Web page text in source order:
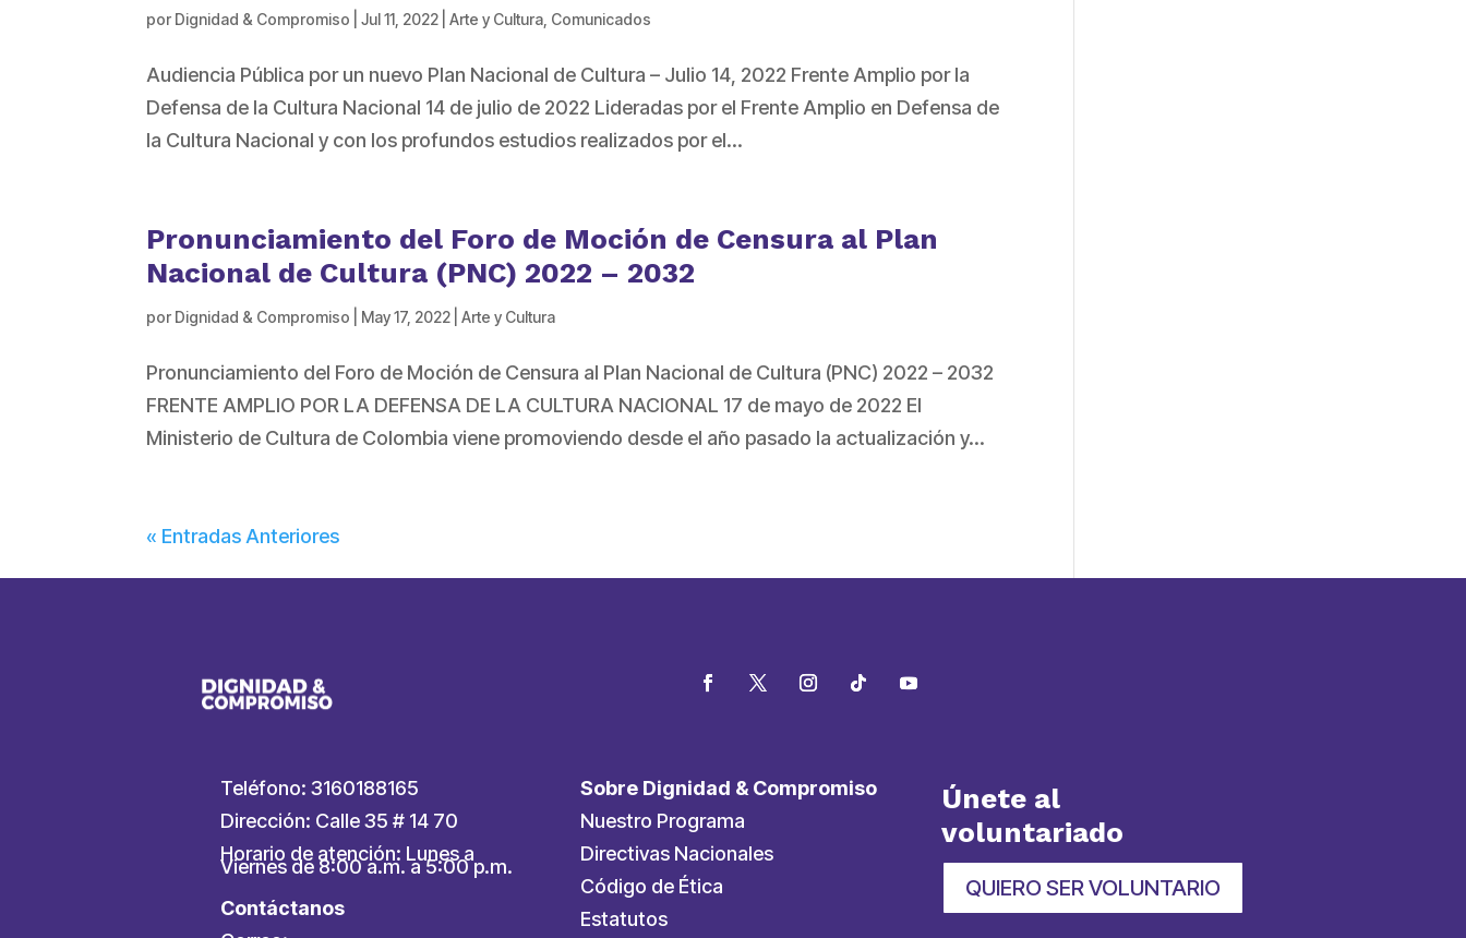
por Dignidad & Compromiso |Jul 11, 2022 |Arte y Cultura Comunicados
Audiencia Pública por un nuevo Plan Nacional de Cultura – Julio 14, 2022 Frente Amplio por la
Defensa de la Cultura Nacional 14 de julio de 2022 Lideradas por el Frente Amplio en Defensa de
la Cultura Nacional y con los profundos estudios realizados por el...
Pronunciamiento del Foro de Moción de Censura al Plan
Nacional de Cultura (PNC) 2022 – 2032
por Dignidad & Compromiso May 17, 2022 |Arte y Cultura
Pronunciamiento del Foro de Moción de Censura al Plan Nacional de Cultura (PNC) 2022 – 2032
FRENTE AMPLIO POR LA DEFENSA DE LA CULTURA NACIONAL 17 de mayo de 2022 El
Ministerio de Cultura de Colombia viene promoviendo desde el año pasado la actualización y...
« Entradas Anteriores
Teléfono: 3160188165
Dirección: Calle 35 # 14 70
Horario de atención: Lunes a
Viernes de 8:00 a.m. a 5:00 p.m.
Contáctanos
Sobre Dignidad & Compromiso
Nuestro Programa
Directivas Nacionales
Código de Ética
Estatutos
Únete al
voluntariado
QUIERO SER VOLUNTARIO